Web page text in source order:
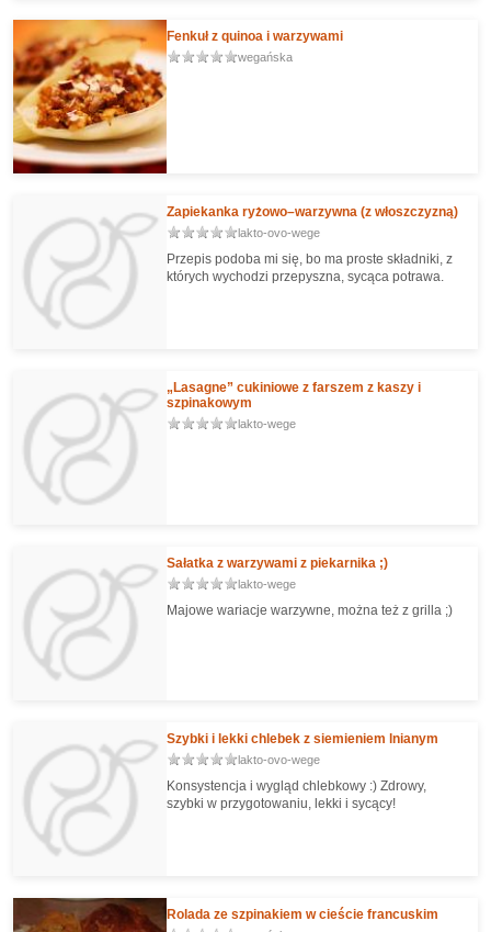
Fenkuł z quinoa i warzywami
wegańska
Zapiekanka ryżowo–warzywna (z włoszczyzną)
lakto-ovo-wege
Przepis podoba mi się, bo ma proste składniki, z
których wychodzi przepyszna, sycąca potrawa.
„Lasagne” cukiniowe z farszem z kaszy i
szpinakowym
lakto-wege
Sałatka z warzywami z piekarnika ;)
lakto-wege
Majowe wariacje warzywne, można też z grilla ;)
Szybki i lekki chlebek z siemieniem lnianym
lakto-ovo-wege
Konsystencja i wygląd chlebkowy :) Zdrowy,
szybki w przygotowaniu, lekki i sycący!
Rolada ze szpinakiem w cieście francuskim